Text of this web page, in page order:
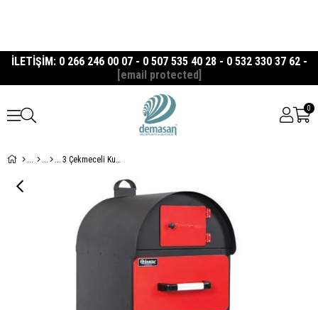
İLETİŞİM: 0 266 246 00 07 - 0 507 535 40 28 - 0 532 330 37 62 -
[email protected]
0
3 Çekmeceli Kumpir Fırını, Gazlı